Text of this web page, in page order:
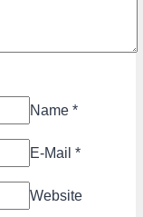
Name *
E-Mail *
Website